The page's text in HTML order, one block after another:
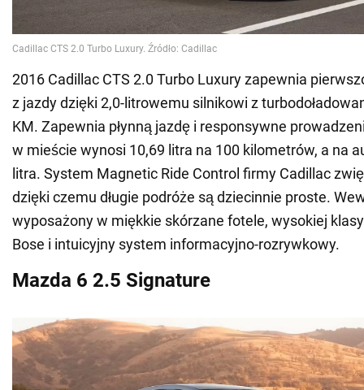
2016 Cadillac CTS 2.0 Turbo Luxury zapewnia
z jazdy dzięki 2,0-litrowemu silnikowi z
KM. Zapewnia płynną jazdę i responsywne
w mieście wynosi 10,69 litra na 100 kilometrów, a na
litra. System Magnetic Ride Control firmy Cadillac
dzięki czemu długie podróże są dziecinnie proste.
wyposażony w miękkie skórzane fotele, wysokiej
Bose i intuicyjny system informacyjno-rozrywkowy.
Mazda 6 2.5 Signature